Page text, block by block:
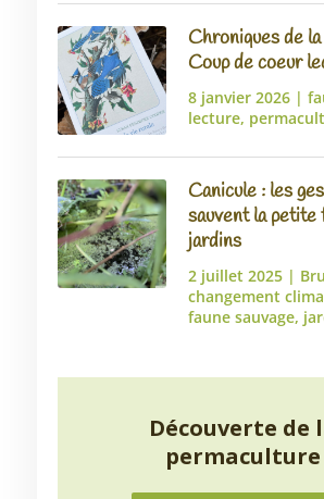
Chroniques de
Coup de coeur
8 janvier 2026|
lecture,
Canicule : les
sauvent la petite
jardins
2 juillet 2025|
changement
faune sauvage,
Découverte de
permaculture